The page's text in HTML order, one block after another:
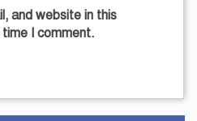
and website in this
I comment.